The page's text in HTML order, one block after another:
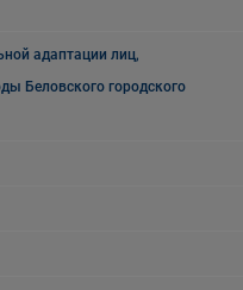
адаптации лиц,
Беловского городского